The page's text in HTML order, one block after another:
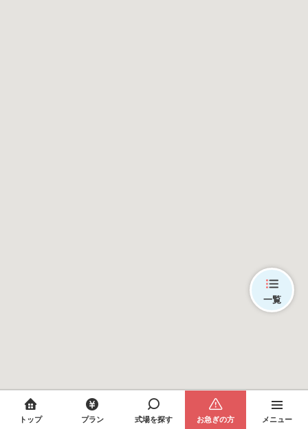
一覧
トップ プラン 式場を探す お急ぎの方 メニュー